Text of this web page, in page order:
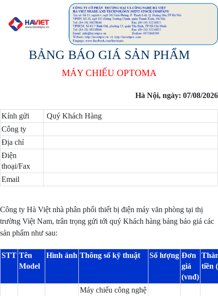
BẢNG BÁO GIÁ SẢN PHẨM
MÁY CHIẾU OPTOMA
Hà Nội, ngày: 07/08/2026
Kính gửi
Quý Khách Hàng
Công ty
Địa chỉ
Điện
thoại/Fax
Email
Công ty Hà Việt nhà phân phối thiết bị điện máy văn phòng tại thị
trường Việt Nam, trân trọng gửi tới quý Khách hàng bảng báo giá các
sản phẩm như sau:
STT Tên
Model
Hình ảnh Thông số kỹ thuật Số lượng Đơn
giá
(vnđ)
tiền
Máy chiếu công nghệ